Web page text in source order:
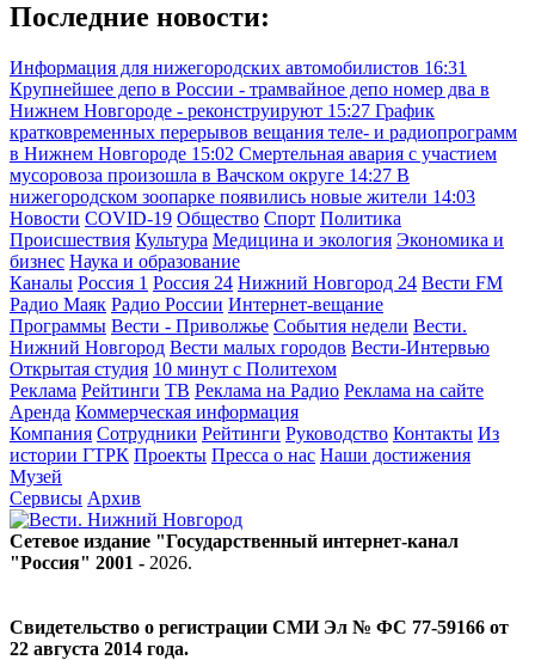
Последние новости:
Информация для нижегородских автомобилистов 16:31
Крупнейшее депо в России - трамвайное депо номер два в
Нижнем Новгороде - реконструируют 15:27 График
кратковременных перерывов вещания теле- и радиопрограмм
в Нижнем Новгороде 15:02 Смертельная авария с участием
мусоровоза произошла в Вачском округе 14:27 В
нижегородском зоопарке появились новые жители 14:03
Новости COVID-19 Общество Спорт Политика
Происшествия Культура Медицина и экология Экономика и
бизнес Наука и образование
Каналы Россия 1 Россия 24 Нижний Новгород 24 Вести FM
Радио Маяк Радио России Интернет-вещание
Программы Вести - Приволжье События недели Вести.
Нижний Новгород Вести малых городов Вести-Интервью
Открытая студия 10 минут с Политехом
Реклама Рейтинги ТВ Реклама на Радио Реклама на сайте
Аренда Коммерческая информация
Компания Сотрудники Рейтинги Руководство Контакты Из
истории ГТРК Проекты Пресса о нас Наши достижения
Музей
Сервисы Архив
Сетевое издание "Государственный интернет-канал
"Россия" 2001 - 2026.
Свидетельство о регистрации СМИ Эл № ФС 77-59166 от
22 августа 2014 года.